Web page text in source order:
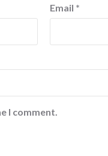
Email *
I comment.